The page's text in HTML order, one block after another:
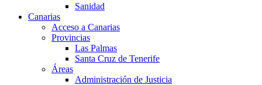
Sanidad
Canarias
Acceso a Canarias
Provincias
Las Palmas
Santa Cruz de Tenerife
Áreas
Administración de Justicia